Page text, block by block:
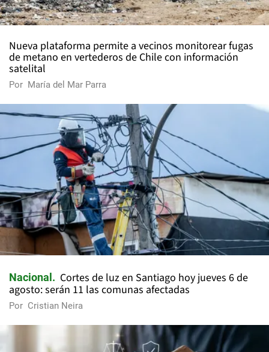
Nueva plataforma permite a vecinos monitorear fugas
de metano en vertederos de Chile con información
satelital
Por María del Mar Parra
Nacional
Cortes de luz en Santiago hoy jueves 6 de
agosto: serán 11 las comunas afectadas
Por Cristian Neira